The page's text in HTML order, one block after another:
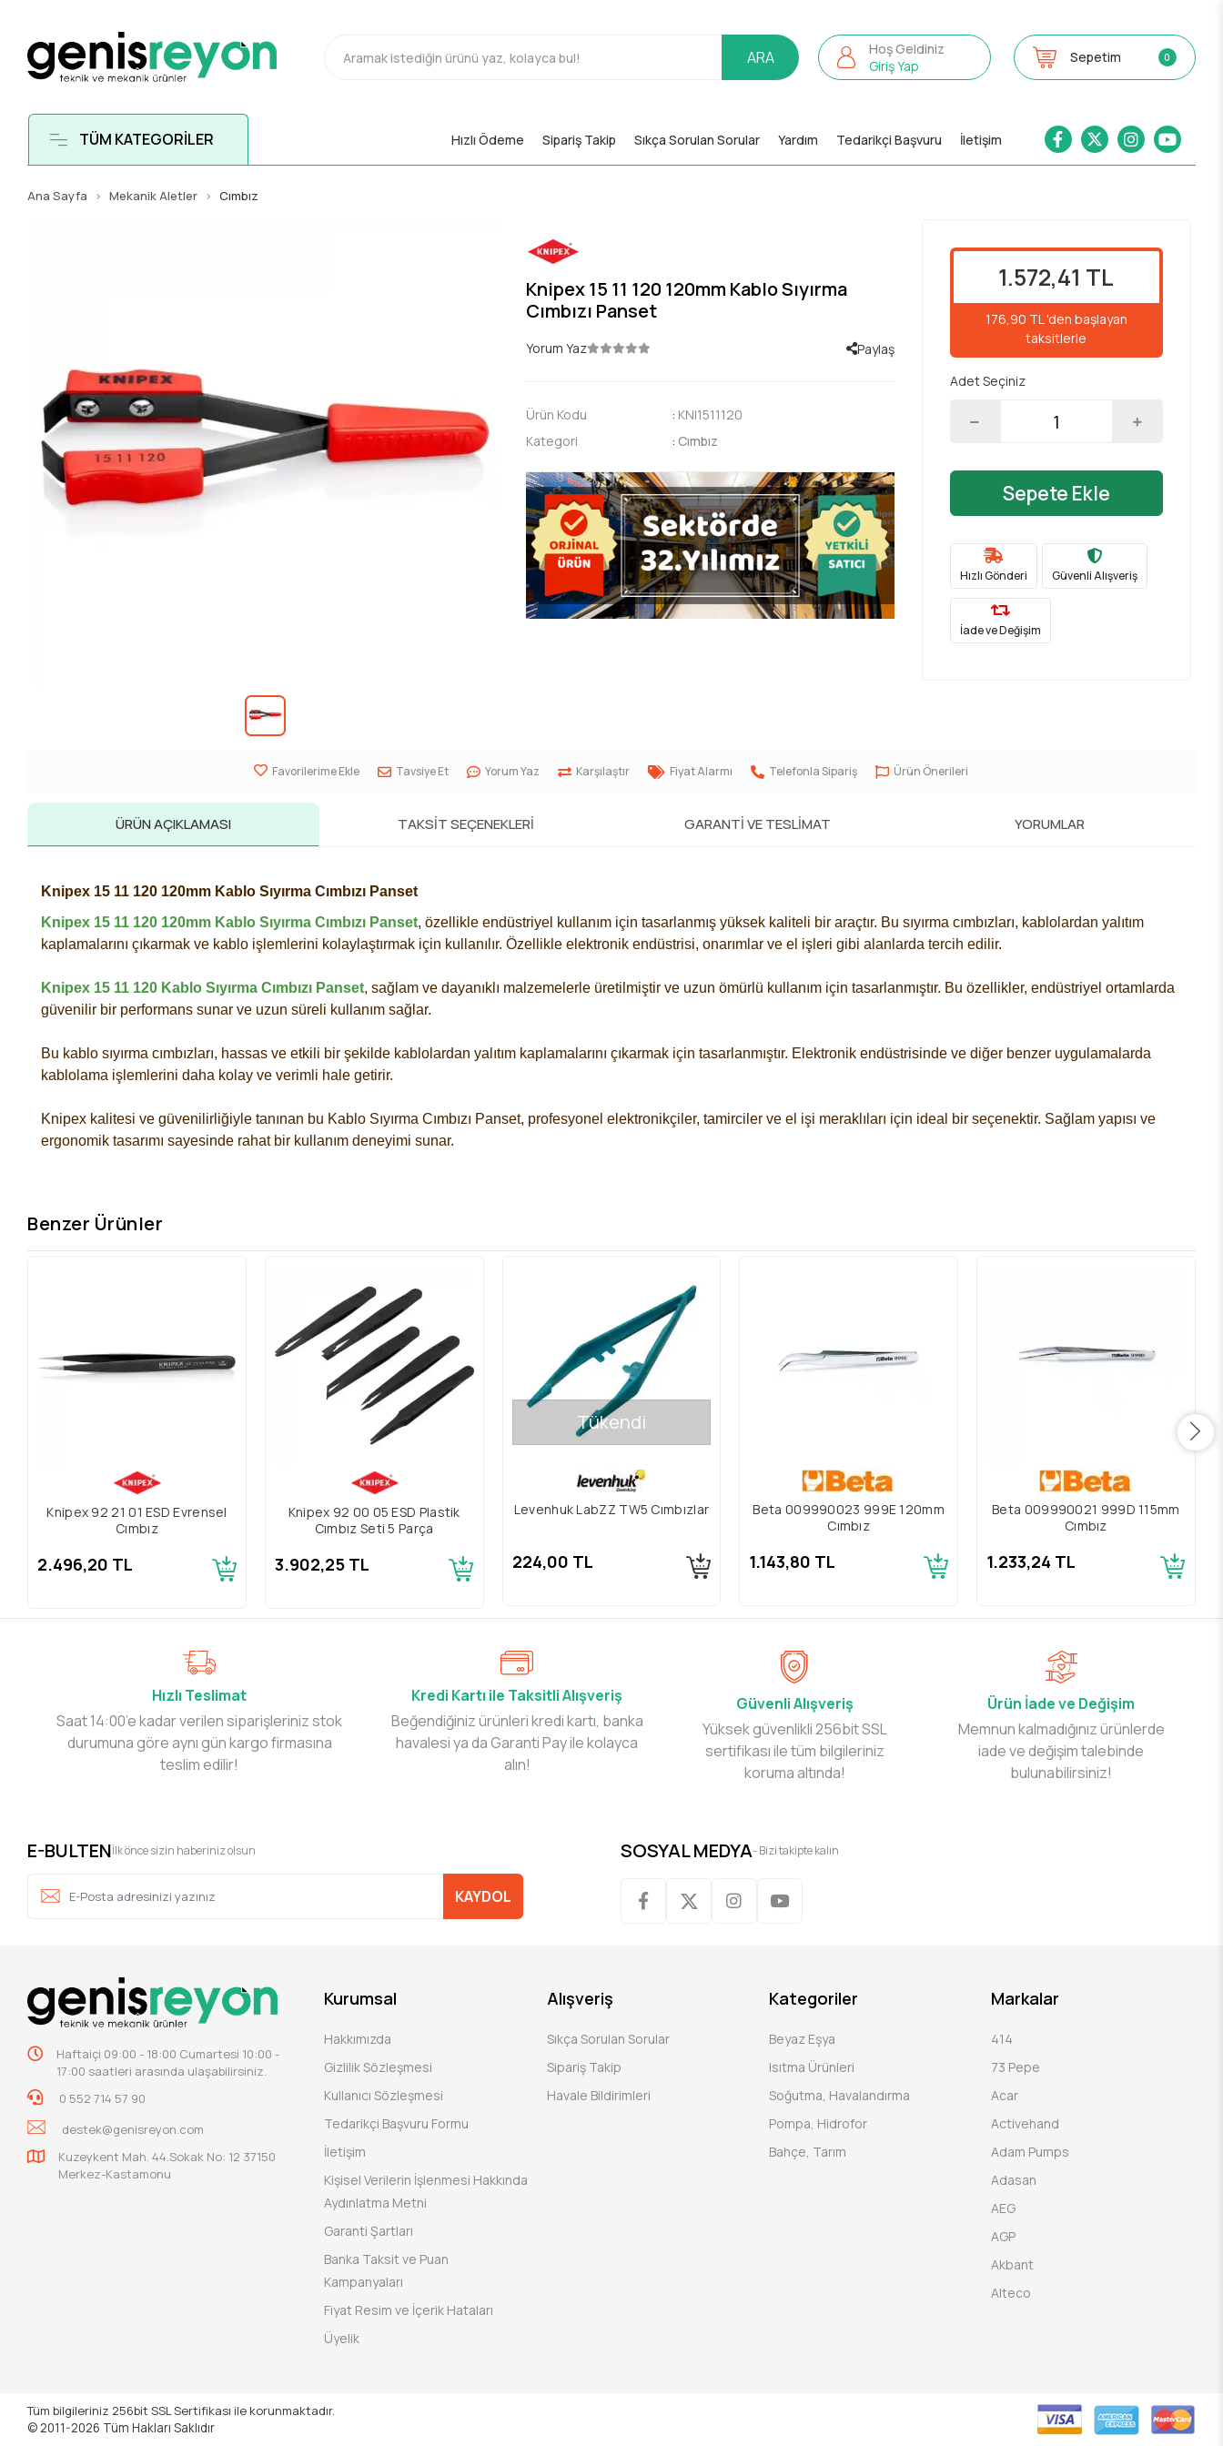
ARA
Hoş Geldiniz
Giriş Yap
Sepetim 0
TÜM KATEGORİLER Hızlı Ödeme Sipariş Takip Sıkça Sorulan Sorular Yardım Tedarikçi Başvuru İletişim
Ana Sayfa Mekanik Aletler Cımbız
Knipex 15 11 120 120mm Kablo Sıyırma
Cımbızı Panset
Yorum Yaz Paylaş
Ürün Kodu : KNI1511120
Kategori
:Cımbız
1.572,41 TL
176,90 TL 'den başlayan
taksitlerle
Adet Seçiniz
Sepete Ekle
Hızlı Gönderi Güvenli Alışveriş
İade ve Değişim
Favorilerime Ekle Tavsiye Et Yorum Yaz Karşılaştır Fiyat Alarmı Telefonla Sipariş Ürün Önerileri
ÜRÜN AÇIKLAMASI TAKSIT SEÇENEKLERI GARANTI VE TESLIMAT YORUMLAR
Knipex 15 11 120 120mm Kablo Sıyırma Cımbızı Panset
Knipex 15 11 120 120mm Kablo Sıyırma Cımbızı Panset, özellikle endüstriyel kullanım için tasarlanmış yüksek kaliteli bir araçtır. Bu sıyırma cımbızları, kablolardan yalıtım
kaplamalarını çıkarmak ve kablo işlemlerini kolaylaştırmak için kullanılır. Özellikle elektronik endüstrisi, onarımlar ve el işleri gibi alanlarda tercih edilir.
Knipex 15 11 120 Kablo Sıyırma Cımbızı Panset, sağlam ve dayanıklı malzemelerle üretilmiştir ve uzun ömürlü kullanım için tasarlanmıştır. Bu özellikler, endüstriyel ortamlarda
güvenilir bir performans sunar ve uzun süreli kullanım sağlar.
Bu kablo sıyırma cımbızları, hassas ve etkili bir şekilde kablolardan yalıtım kaplamalarını çıkarmak için tasarlanmıştır. Elektronik endüstrisinde ve diğer benzer uygulamalarda
kablolama işlemlerini daha kolay ve verimli hale getirir.
Knipex kalitesi ve güvenilirliğiyle tanınan bu Kablo Sıyırma Cımbızı Panset, profesyonel elektronikçiler, tamirciler ve el işi meraklıları için ideal bir seçenektir. Sağlam yapısı ve
ergonomik tasarımı sayesinde rahat bir kullanım deneyimi sunar.
Benzer Ürünler
Knipex 92 21 01 ESD Evrensel
Cımbız
2.496,20 TL
Knipex 92 00 05 ESD Plastik
Cımbız Seti 5 Parça
3.902,25 TL
Tükendi
Levenhuk LabZZ TW5 Cımbızlar
224,00 TL
Beta 009990023 999E 120mm
Cımbız
1.143,80 TL
Beta 009990021 999D 115mm
Cımbız
1.233,24 TL
Hızlı Teslimat
Saat 14:00’e kadar verilen siparişleriniz stok
durumuna göre aynı gün kargo firmasına
teslim edilir!
Kredi Kartı ile Taksitli Alışveriş
Beğendiğiniz ürünleri kredi kartı, banka
havalesi ya da Garanti Pay ile kolayca
alın!
Güvenli Alışveriş
Yüksek güvenlikli 256bit SSL
sertifikası ile tüm bilgileriniz
koruma altında!
Ürün İade ve Değişim
Memnun kalmadığınız ürünlerde
iade ve değişim talebinde
bulunabilirsiniz!
E-BULTENİlk önce sizin haberiniz olsun
KAYDOL
SOSYAL MEDYA- Bizi takipte kalın
Haftaiçi 09:00 - 18:00 Cumartesi 10:00 -
17:00 saatleri arasında ulaşabilirsiniz.
0 552 714 57 90
destek@genisreyon.com
Kuzeykent Mah. 44.Sokak No: 12 37150
Merkez-Kastamonu
Kurumsal
Hakkımızda
Gizlilik Sözleşmesi
Kullanıcı Sözleşmesi
Tedarikçi Başvuru Formu
İletişim
Kişisel Verilerin İşlenmesi Hakkında
Aydınlatma Metni
Garanti Şartları
Banka Taksit ve Puan
Kampanyaları
Fiyat Resim ve İçerik Hataları
Üyelik
Alışveriş
Sıkça Sorulan Sorular
Sipariş Takip
Havale Bildirimleri
Kategoriler
Beyaz Eşya
Isıtma Ürünleri
Soğutma, Havalandırma
Pompa, Hidrofor
Bahçe, Tarım
Markalar
414
73 Pepe
Acar
Activehand
Adam Pumps
Adasan
AEG
AGP
Akbant
Alteco
Tüm bilgileriniz 256bit SSL Sertifikası ile korunmaktadır.
© 2011-2026 Tüm Hakları Saklıdır